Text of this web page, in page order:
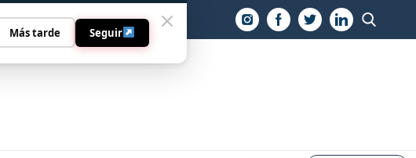
CONTACTO
Más tarde Seguir